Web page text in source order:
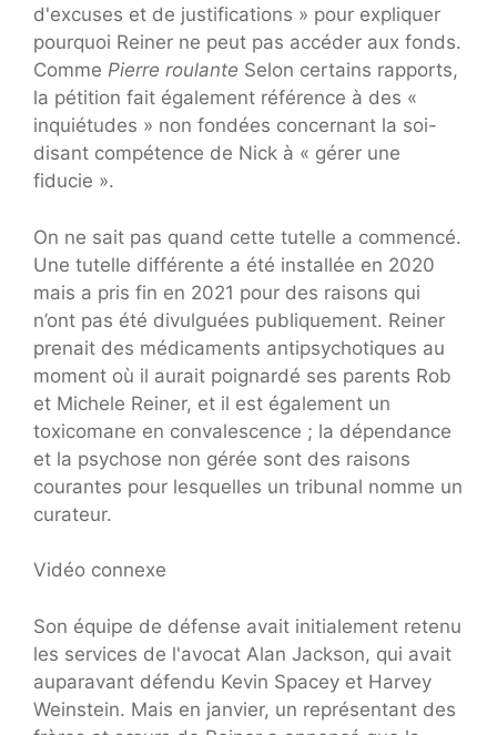
d'excuses et de justifications » pour expliquer
pourquoi Reiner ne peut pas accéder aux fonds.
Comme Pierre roulante Selon certains rapports,
la pétition fait également référence à des «
inquiétudes » non fondées concernant la soi-
disant compétence de Nick à « gérer une
fiducie ».
On ne sait pas quand cette tutelle a commencé.
Une tutelle différente a été installée en 2020
mais a pris fin en 2021 pour des raisons qui
n’ont pas été divulguées publiquement. Reiner
prenait des médicaments antipsychotiques au
moment où il aurait poignardé ses parents Rob
et Michele Reiner, et il est également un
toxicomane en convalescence ; la dépendance
et la psychose non gérée sont des raisons
courantes pour lesquelles un tribunal nomme un
curateur.
Vidéo connexe
Son équipe de défense avait initialement retenu
les services de l'avocat Alan Jackson, qui avait
auparavant défendu Kevin Spacey et Harvey
Weinstein. Mais en janvier, un représentant des